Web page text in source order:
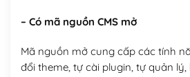
– Có mã nguồn CMS mở
Mã nguồn mở cung cấp các tính
đổi theme, tự cài plugin, tự quản